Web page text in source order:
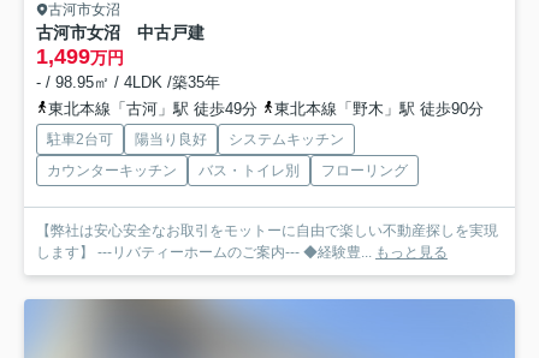
古河市女沼
古河市女沼 中古戸建
1,499万円
- / 98.95㎡ / 4LDK /築35年
東北本線「古河」駅 徒歩49分
東北本線「野木」駅 徒歩90分
駐車2台可 陽当り良好
システムキッチン
カウンターキッチン
バス・トイレ別 フローリング
【弊社は安心安全なお取引をモットーに自由で楽しい不動産探しを実現
します】 ---リバティーホームのご案内--- ◆経験豊... もっと見る